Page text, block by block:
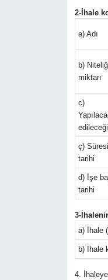
2-İhale
a) Adı
b)
miktarı
c)
ç)
tarihi
d) İşe
tarihi
3-
a) İhale
b) İhale
4.
YAYLADERE